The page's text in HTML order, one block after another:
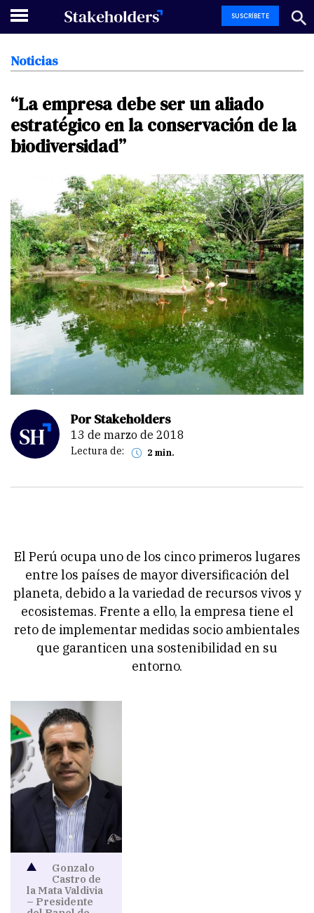
SUSCRÍBETE
Noticias
“La empresa debe ser un aliado
estratégico enla conservación dela
biodiversidad”
Por Stakeholders
13 de marzo de 2018
Lectura de: 2 min.
El Perú ocupa uno de los cinco primeros lugares
entre los países de mayor diversificación del
planeta, debido a la variedad de recursos vivos y
ecosistemas. Frente a ello, la empresa tiene el
reto de implementar medidas socio ambientales
que garanticen una sostenibilidad en su
entorno.
Gonzalo
Castro de
la Mata Valdivia
– Presidente